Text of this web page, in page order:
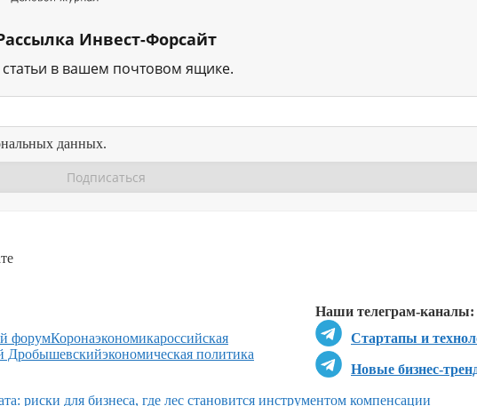
Инвест-Форсайт
в вашем почтовом ящике.
данных.
Наши телеграм-каналы:
Стартапы и
Новые бизнес-
форумКоронаэкономикароссийская
Дробышевскийэкономическая политика
риски для бизнеса, где лес становится инструментом компенсации